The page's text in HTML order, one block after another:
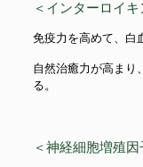
＜インターロイ
免疫力を高めて、白
自然治癒力が高まり
る。
＜神経細胞増殖